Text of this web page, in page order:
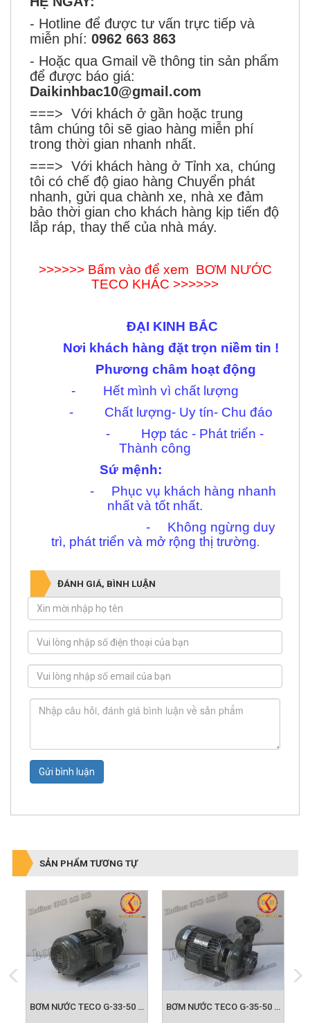
- Hotline để được tư vấn trực tiếp và
miễn phí: 0962 663 863
- Hoặc qua Gmail về thông tin sản phẩm
để được báo giá:
Daikinhbac10@gmail.com
===> Với khách ở gần hoặc trung
tâm chúng tôi sẽ giao hàng miễn phí
trong thời gian nhanh nhất.
===> Với khách hàng ở Tỉnh xa, chúng
tôi có chế độ giao hàng Chuyển phát
nhanh, gửi qua chành xe, nhà xe đảm
bảo thời gian cho khách hàng kịp tiến độ
lắp ráp, thay thế của nhà máy.
>>>>>> Bấm vào để xem BƠM NƯỚC
TECO KHÁC >>>>>>
ĐẠI KINH BẮC
Nơi khách hàng đặt trọn niềm tin !
Phương châm hoạt động
- Hết mình vì chất lượng
- Chất lượng- Uy tín- Chu đáo
- Hợp tác - Phát triển -
Thành công
Sứ mệnh:
- Phục vụ khách hàng nhanh
nhất và tốt nhất.
- Không ngừng duy
trì, phát triển và mở rộng thị trường.
ĐÁNH GIÁ, BÌNH LUẬN
Gửi bình luận
SẢN PHẨM TƯƠNG TỰ